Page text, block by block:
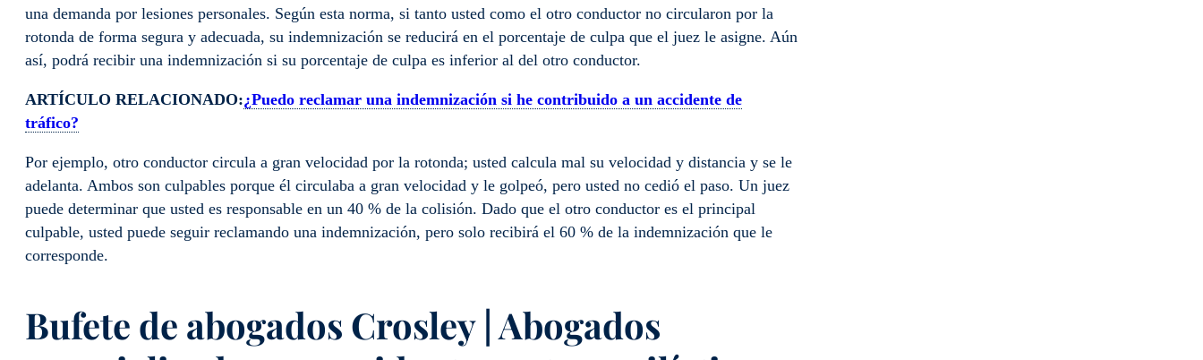
una demanda por lesiones personales. Según esta norma, si tanto usted como el otro conductor no circularon por la
rotonda de forma segura y adecuada, su indemnización se reducirá en el porcentaje de culpa que el juez le asigne. Aún
así, podrá recibir una indemnización si su porcentaje de culpa es inferior al del otro conductor.
ARTÍCULO RELACIONADO:¿Puedo reclamar una indemnización si he contribuido a un accidente de
tráfico?
Por ejemplo, otro conductor circula a gran velocidad por la rotonda; usted calcula mal su velocidad y distancia y se le
adelanta. Ambos son culpables porque él circulaba a gran velocidad y le golpeó, pero usted no cedió el paso. Un juez
puede determinar que usted es responsable en un 40 % de la colisión. Dado que el otro conductor es el principal
culpable, usted puede seguir reclamando una indemnización, pero solo recibirá el 60 % de la indemnización que le
corresponde.
Bufete de abogados Crosley | Abogados